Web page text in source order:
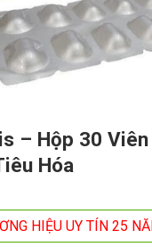
– Hộp 30
Hóa
HIỆU UY TÍN 25